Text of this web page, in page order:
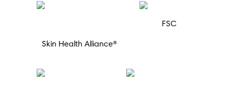
Skin Health Alliance®
FSC